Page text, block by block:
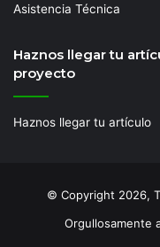
Asistencia Técnica
Haznos llegar tu
proyecto
Haznos llegar tu artículo
© Copyright 2026,
Orgullosamente